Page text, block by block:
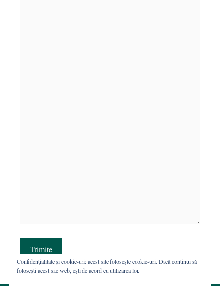
Trimite
Confidențialitate și cookie-uri: acest site folosește cookie-uri. Dacă continui să
folosești acest site web, ești de acord cu utilizarea lor.